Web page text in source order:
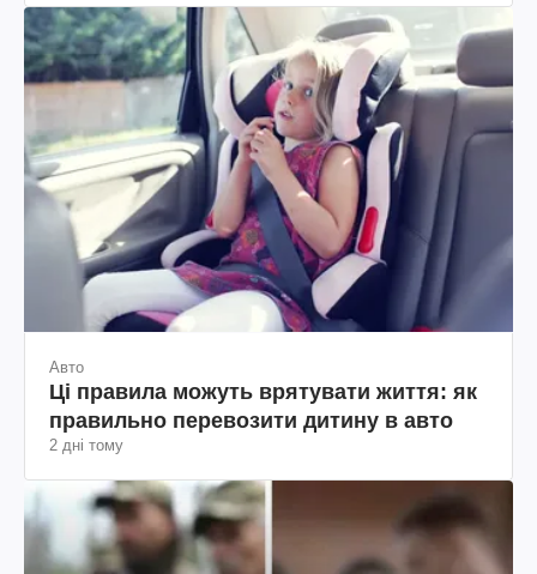
Авто
Ці правила можуть врятувати життя: як
правильно перевозити дитину в авто
2 дні тому